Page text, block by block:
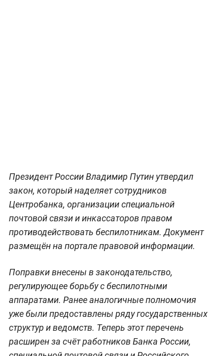
Президент России Владимир Путин утвердил
закон, который наделяет сотрудников
Центробанка, организации специальной
почтовой связи и инкассаторов правом
противодействовать беспилотникам. Документ
размещён на портале правовой информации.
Поправки внесены в законодательство,
регулирующее борьбу с беспилотными
аппаратами. Ранее аналогичные полномочия
уже были предоставлены ряду государственных
структур и ведомств. Теперь этот перечень
расширен за счёт работников Банка России,